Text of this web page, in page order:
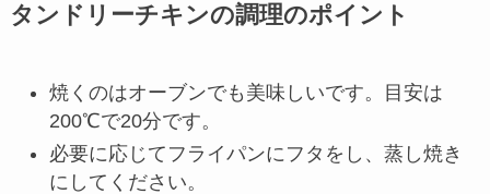
タンドリーチキンの調理のポイント
焼くのはオーブンでも美味しいです。目安は
200℃で20分です。
必要に応じてフライパンにフタをし、蒸し焼き
にしてください。